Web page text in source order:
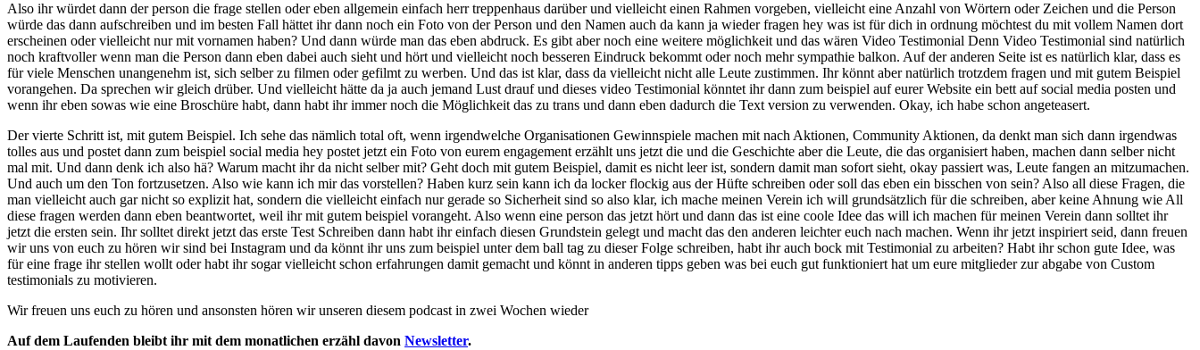
Also ihr würdet dann der person die frage stellen oder eben allgemein einfach herr treppenhaus darüber und vielleicht einen Rahmen vorgeben, vielleicht eine Anzahl von Wörtern oder Zeichen und die Person
würde das dann aufschreiben und im besten Fall hättet ihr dann noch ein Foto von der Person und den Namen auch da kann ja wieder fragen hey was ist für dich in ordnung möchtest du mit vollem Namen dort
erscheinen oder vielleicht nur mit vornamen haben? Und dann würde man das eben abdruck. Es gibt aber noch eine weitere möglichkeit und das wären Video Testimonial Denn Video Testimonial sind natürlich
noch kraftvoller wenn man die Person dann eben dabei auch sieht und hört und vielleicht noch besseren Eindruck bekommt oder noch mehr sympathie balkon. Auf der anderen Seite ist es natürlich klar, dass es
für viele Menschen unangenehm ist, sich selber zu filmen oder gefilmt zu werben. Und das ist klar, dass da vielleicht nicht alle Leute zustimmen. Ihr könnt aber natürlich trotzdem fragen und mit gutem Beispiel
vorangehen. Da sprechen wir gleich drüber. Und vielleicht hätte da ja auch jemand Lust drauf und dieses video Testimonial könntet ihr dann zum beispiel auf eurer Website ein bett auf social media posten und
wenn ihr eben sowas wie eine Broschüre habt, dann habt ihr immer noch die Möglichkeit das zu trans und dann eben dadurch die Text version zu verwenden. Okay, ich habe schon angeteasert.
Der vierte Schritt ist, mit gutem Beispiel. Ich sehe das nämlich total oft, wenn irgendwelche Organisationen Gewinnspiele machen mit nach Aktionen, Community Aktionen, da denkt man sich dann irgendwas
tolles aus und postet dann zum beispiel social media hey postet jetzt ein Foto von eurem engagement erzählt uns jetzt die und die Geschichte aber die Leute, die das organisiert haben, machen dann selber nicht
mal mit. Und dann denk ich also hä? Warum macht ihr da nicht selber mit? Geht doch mit gutem Beispiel, damit es nicht leer ist, sondern damit man sofort sieht, okay passiert was, Leute fangen an mitzumachen.
Und auch um den Ton fortzusetzen. Also wie kann ich mir das vorstellen? Haben kurz sein kann ich da locker flockig aus der Hüfte schreiben oder soll das eben ein bisschen von sein? Also all diese Fragen, die
man vielleicht auch gar nicht so explizit hat, sondern die vielleicht einfach nur gerade so Sicherheit sind so also klar, ich mache meinen Verein ich will grundsätzlich für die schreiben, aber keine Ahnung wie All
diese fragen werden dann eben beantwortet, weil ihr mit gutem beispiel vorangeht. Also wenn eine person das jetzt hört und dann das ist eine coole Idee das will ich machen für meinen Verein dann solltet ihr
jetzt die ersten sein. Ihr solltet direkt jetzt das erste Test Schreiben dann habt ihr einfach diesen Grundstein gelegt und macht das den anderen leichter euch nach machen. Wenn ihr jetzt inspiriert seid, dann freuen
wir uns von euch zu hören wir sind bei Instagram und da könnt ihr uns zum beispiel unter dem ball tag zu dieser Folge schreiben, habt ihr auch bock mit Testimonial zu arbeiten? Habt ihr schon gute Idee, was
für eine frage ihr stellen wollt oder habt ihr sogar vielleicht schon erfahrungen damit gemacht und könnt in anderen tipps geben was bei euch gut funktioniert hat um eure mitglieder zur abgabe von Custom
testimonials zu motivieren.
Wir freuen uns euch zu hören und ansonsten hören wir unseren diesem podcast in zwei Wochen wieder
Auf dem Laufenden bleibt ihr mit dem monatlichen erzähl davon Newsletter.